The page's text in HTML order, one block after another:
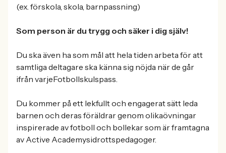
(ex. förskola, skola, barnpassning)
Som person är du trygg och säker i dig själv!
Du ska även ha som mål att hela tiden arbeta för att
samtliga deltagare ska känna sig nöjda när de går
ifrån varjeFotbollskulspass.
Du kommer på ett lekfullt och engagerat sätt leda
barnen och deras föräldrar genom olikaövningar
inspirerade av fotboll och bollekar som är framtagna
av Active Academysidrottspedagoger.